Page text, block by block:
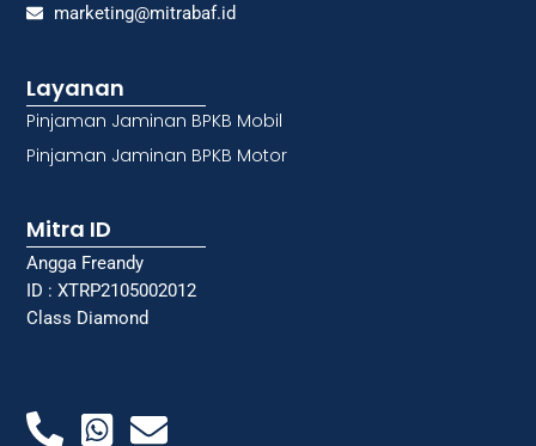
marketing@mitrabaf.id
Layanan
Pinjaman Jaminan BPKB Mobil
Pinjaman Jaminan BPKB Motor
Mitra ID
Angga Freandy
ID : XTRP2105002012
Class Diamond